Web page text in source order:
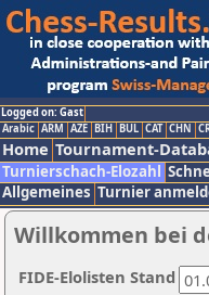
Logged on: Gast
Arabic ARM AZE BIH BUL CAT CHN
Home Tournament-
Turnierschach-Elozahl
Allgemeines Turnier
Willkommen bei
FIDE-Elolisten Stand